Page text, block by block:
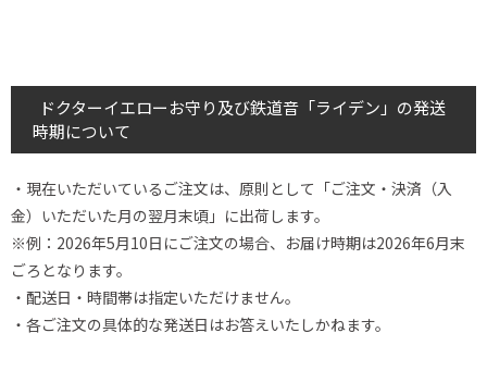
ドクターイエローお守り及び鉄道音「ライデン」の発送
時期について
・現在いただいているご注文は、原則として「ご注文・決済（入
金）いただいた月の翌月末頃」に出荷します。
※例：2026年5月10日にご注文の場合、お届け時期は2026年6月末
ごろとなります。
・配送日・時間帯は指定いただけません。
・各ご注文の具体的な発送日はお答えいたしかねます。